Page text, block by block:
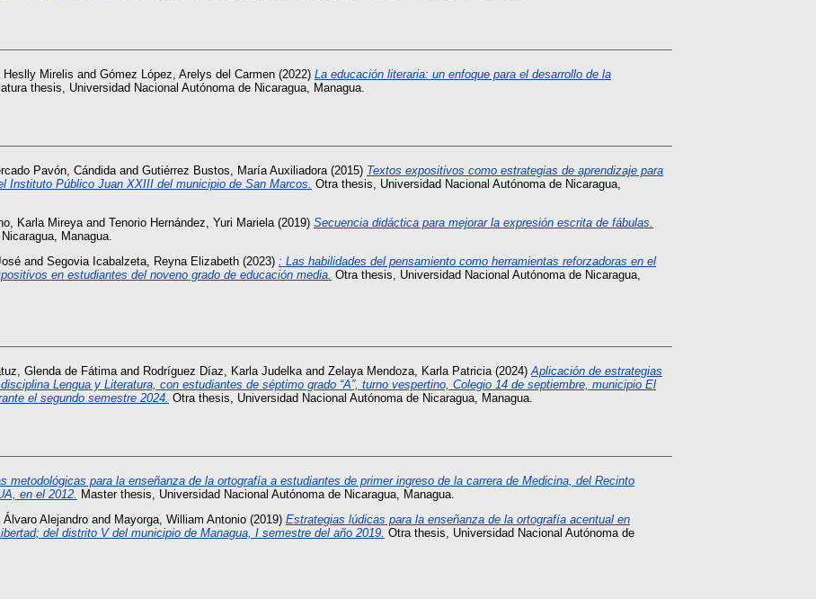
Mirelis and Gómez López, Arelys del Carmen (2022) La educación literaria: un enfoque para el desarrollo de la
thesis, Universidad Nacional Autónoma de Nicaragua, Managua.
Pavón, Cándidaand Gutiérrez Bustos, María Auxiliadora(2015) Textos expositivos como estrategias de aprendizaje para
Instituto Público Juan XXIII del municipio de San Marcos. Otra thesis, Universidad Nacional Autónoma de Nicaragua,
Karla Mireyaand Tenorio Hernández, Yuri Mariela(2019) Secuencia didáctica para mejorar la expresión escrita de fábulas.
Managua.
and Segovia Icabalzeta, Reyna Elizabeth (2023) : Las habilidades del pensamiento como herramientas reforzadoras en el
en estudiantes del noveno grado de educación media. Otra thesis, Universidad Nacional Autónoma de Nicaragua,
Glenda de Fátimaand Rodríguez Díaz, Karla Judelkaand Zelaya Mendoza, Karla Patricia(2024)Aplicación de estrategias
Lengua y Literatura, con estudiantes de séptimo grado “A”, turno vespertino, Colegio 14 de septiembre, municipio El
el segundo semestre 2024. Otra thesis, Universidad Nacional Autónoma de Nicaragua, Managua.
metodológicas para la enseñanza de la ortografía a estudiantes de primer ingreso de la carrera de Medicina, del Recinto
en el 2012. Master thesis, Universidad Nacional Autónoma de Nicaragua, Managua.
Alejandro and Mayorga, William Antonio (2019) Estrategias lúdicas para la enseñanza de la ortografía acentual en
del distrito V del municipio de Managua, I semestre del año 2019. Otra thesis, Universidad Nacional Autónoma de